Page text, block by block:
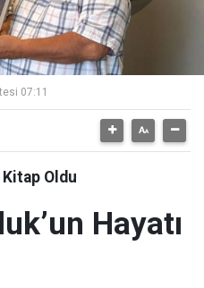
07:11
Kitap Oldu
Hayatı